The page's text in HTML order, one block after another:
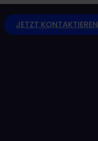
JETZT KONTAKTIEREN